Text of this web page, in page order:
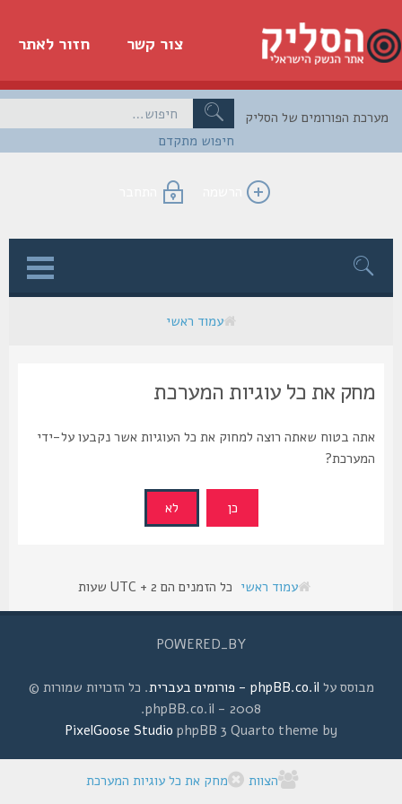
חזור לאתר צור קשר
חיפוש מתקדם
הפורומים של הסליק
הרשמה התחבר
עמוד ראשי
מחק את כל עוגיות המערכת
אתה בטוח שאתה רוצה למחוק את כל העוגיות אשר נקבעו על-ידי
המערכת?
עמוד ראשי כל הזמנים הם UTC + 2 שעות
POWERED_BY
מבוסס עלphpBB.co.il - פורומים בעברית
. כל הזכויות שמורות ©
2008 - phpBB.co.il.
phpBB 3 Quarto theme by
PixelGoose Studio
הצוות מחק את כל עוגיות המערכת